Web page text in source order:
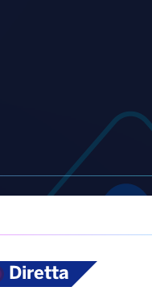
Diretta